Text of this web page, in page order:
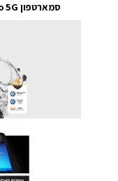
סמארטפון Redmi Note 15 Pro 5G מבית Xiaomi